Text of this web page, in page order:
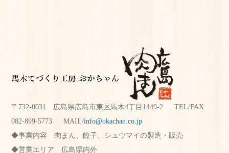
〒732-0031 広島県広島市東区馬木4丁目1449-2 TEL/FAX
082-899-5773 MAIL/info@okachan.co.jp
事業内容
肉まん、餃子、シュウマイの製造・販売
営業エリア
広島県内外